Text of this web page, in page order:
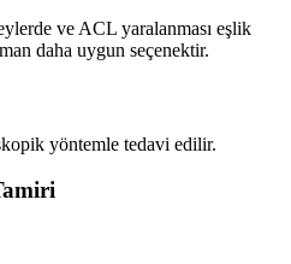
ve ACL yaralanması eşlik
daha uygun seçenektir.
yöntemle tedavi edilir.